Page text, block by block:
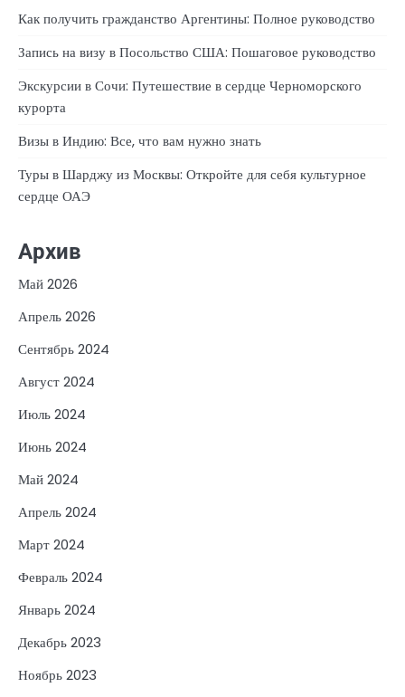
Как получить гражданство Аргентины: Полное руководство
Запись на визу в Посольство США: Пошаговое руководство
Экскурсии в Сочи: Путешествие в сердце Черноморского
курорта
Визы в Индию: Все, что вам нужно знать
Туры в Шарджу из Москвы: Откройте для себя культурное
сердце ОАЭ
Архив
Май 2026
Апрель 2026
Сентябрь 2024
Август 2024
Июль 2024
Июнь 2024
Май 2024
Апрель 2024
Март 2024
Февраль 2024
Январь 2024
Декабрь 2023
Ноябрь 2023